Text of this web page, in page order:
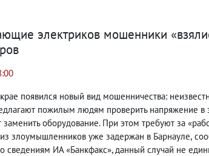
электриков мошенники
появился новый вид мошенничества:
пожилым людям проверить напряжение в
оборудование. При этом требуют за
злоумышленников уже задержан в Барнауле,
сведениям ИА «Банкфакс», данный случай не